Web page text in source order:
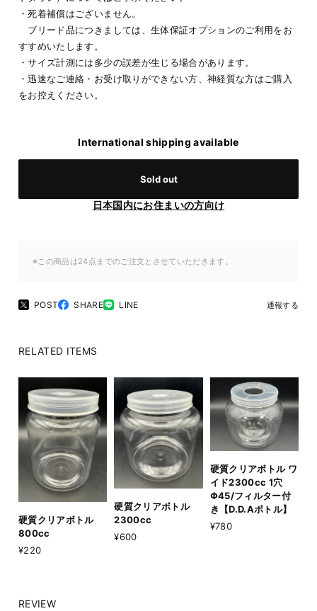
・死着補償はございません。
ブリード品につきましては、生体保証オプションのご利用をお
すすめいたします。
・サイズ計測には多少の誤差が生じる場合があります。
・迅速なご連絡・お受け取りができない方、神経質な方はご購入
をお控えください。
International shipping available
Sold out
日本国内にお住まいの方向け
※この商品は24点までのご注文とさせていただきます。
POST SHARE LINE 通報する
RELATED ITEMS
硬質クリアボトル
800cc
¥220
硬質クリアボトル
2300cc
¥600
硬質クリアボトル ワ
イド2300cc 1穴
Φ45/フィルター付
き【D.D.Aボトル】
¥780
REVIEW